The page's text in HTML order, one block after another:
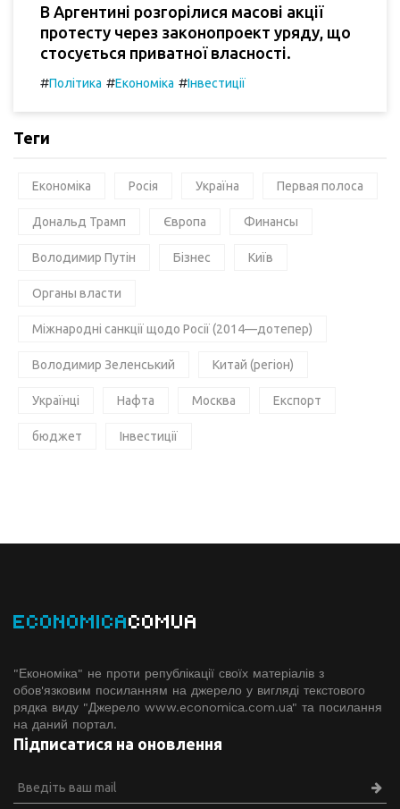
В Аргентині розгорілися масові акції
протесту через законопроект уряду, що
стосується приватної власності.
#Політика #Економіка #Інвестиції
Теги
Економіка Росія Україна Первая полоса
Дональд Трамп Європа Финансы
Володимир Путін Бізнес Київ
Органы власти
Міжнародні санкції щодо Росії (2014—дотепер)
Володимир Зеленський Китай (регіон)
Українці Нафта Москва Експорт
бюджет Інвестиції
ECONOMICACOMUA
"Економіка" не проти републікації своїх матеріалів з
обов'язковим посиланням на джерело у вигляді текстового
рядка виду "Джерело www.economiсa.com.ua" та посилання
на даний портал.
Підписатися на оновлення